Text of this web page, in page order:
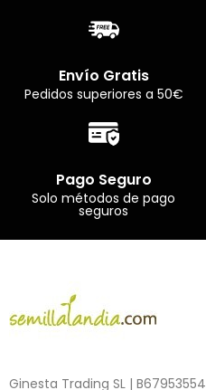
Envío Gratis
Pedidos superiores a 50€
Pago Seguro
Solo métodos de pago
seguros
Ginesta Trading SL | B67953554